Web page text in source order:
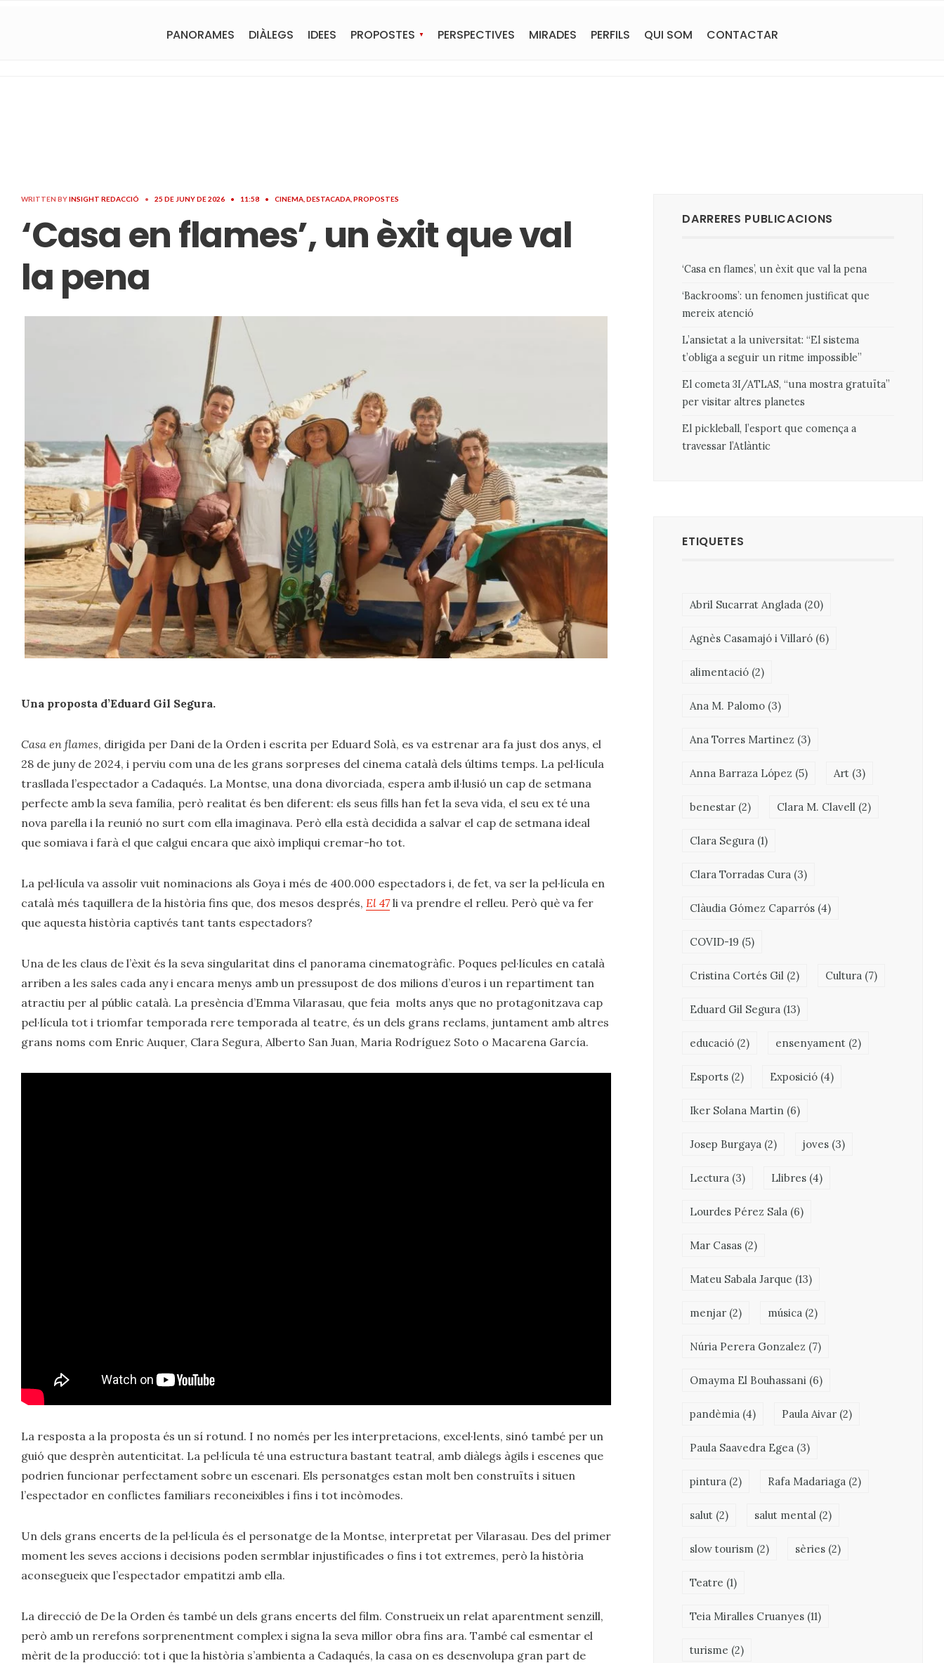
PANORAMES DIÀLEGS IDEES PROPOSTES PERSPECTIVES MIRADES PERFILS QUI SOM CONTACTAR
WRITTEN BYINSIGHT REDACCIÓ • 25 DE JUNY DE 2026 • 11:58 • CINEMA DESTACADA PROPOSTES
‘Casa en flames’, un èxit que val
la pena
Una proposta d’Eduard Gil Segura.
Casa en flames, dirigida per Dani de la Orden i escrita per Eduard Solà, es va estrenar ara fa just dos anys, el
28 de juny de 2024, i perviu com una de les grans sorpreses del cinema català dels últims temps. La pel·lícula
trasllada l’espectador a Cadaqués. La Montse, una dona divorciada, espera amb il·lusió un cap de setmana
perfecte amb la seva família, però realitat és ben diferent: els seus fills han fet la seva vida, el seu ex té una
nova parella i la reunió no surt com ella imaginava. Però ella està decidida a salvar el cap de setmana ideal
que somiava i farà el que calgui encara que això impliqui cremar-ho tot.
La pel·lícula va assolir vuit nominacions als Goya i més de 400.000 espectadors i, de fet, va ser la pel·lícula en
català més taquillera de la història fins que, dos mesos després, El 47 li va prendre el relleu. Però què va fer
que aquesta història captivés tant tants espectadors?
Una de les claus de l’èxit és la seva singularitat dins el panorama cinematogràfic. Poques pel·lícules en català
arriben a les sales cada any i encara menys amb un pressupost de dos milions d’euros i un repartiment tan
atractiu per al públic català. La presència d’Emma Vilarasau, que feia molts anys que no protagonitzava cap
pel·lícula tot i triomfar temporada rere temporada al teatre, és un dels grans reclams, juntament amb altres
grans noms com Enric Auquer, Clara Segura, Alberto San Juan, Maria Rodríguez Soto o Macarena García.
La resposta a la proposta és un sí rotund. I no només per les interpretacions, excel·lents, sinó també per un
guió que desprèn autenticitat. La pel·lícula té una estructura bastant teatral, amb diàlegs àgils i escenes que
podrien funcionar perfectament sobre un escenari. Els personatges estan molt ben construïts i situen
l’espectador en conflictes familiars reconeixibles i fins i tot incòmodes.
Un dels grans encerts de la pel·lícula és el personatge de la Montse, interpretat per Vilarasau. Des del primer
moment les seves accions i decisions poden sermblar injustificades o fins i tot extremes, però la història
aconsegueix que l’espectador empatitzi amb ella.
La direcció de De la Orden és també un dels grans encerts del film. Construeix un relat aparentment senzill,
però amb un rerefons sorprenentment complex i signa la seva millor obra fins ara. També cal esmentar el
mèrit de la producció: tot i que la història s’ambienta a Cadaqués, la casa on es desenvolupa gran part de
DARRERES PUBLICACIONS
‘Casa en flames’, un èxit que val la pena
‘Backrooms’: un fenomen justificat que
mereix atenció
L’ansietat a la universitat: “El sistema
t’obliga a seguir un ritme impossible”
El cometa 3I/ATLAS, “una mostra gratuïta”
per visitar altres planetes
El pickleball, l’esport que comença a
travessar l’Atlàntic
ETIQUETES
Abril Sucarrat Anglada (20)
Agnès Casamajó i Villaró (6)
alimentació (2)
Ana M. Palomo (3)
Ana Torres Martinez (3)
Anna Barraza López (5) Art (3)
benestar (2) Clara M. Clavell (2)
Clara Segura (1)
Clara Torradas Cura (3)
Clàudia Gómez Caparrós (4)
COVID-19 (5)
Cristina Cortés Gil (2) Cultura (7)
Eduard Gil Segura (13)
educació (2) ensenyament (2)
Esports (2) Exposició (4)
Iker Solana Martin (6)
Josep Burgaya (2) joves (3)
Lectura (3) Llibres (4)
Lourdes Pérez Sala (6)
Mar Casas (2)
Mateu Sabala Jarque (13)
menjar (2) música (2)
Núria Perera Gonzalez (7)
Omayma El Bouhassani (6)
pandèmia (4) Paula Aivar (2)
Paula Saavedra Egea (3)
pintura (2) Rafa Madariaga (2)
salut (2) salut mental (2)
slow tourism (2) sèries (2)
Teatre (1)
Teia Miralles Cruanyes (11)
turisme (2)